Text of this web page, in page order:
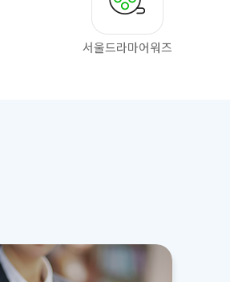
서울드라마어워즈